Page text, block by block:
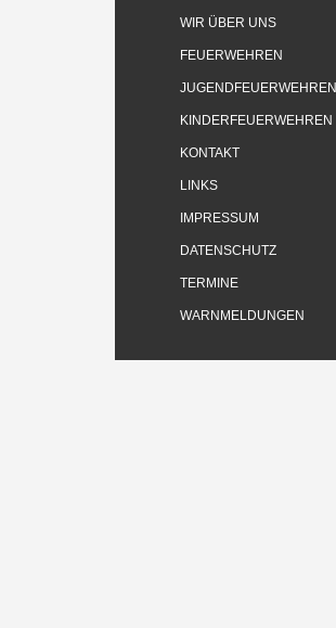
WIR ÜBER UNS
FEUERWEHREN
JUGENDFEUERWEHREN
KINDERFEUERWEHREN
KONTAKT
LINKS
IMPRESSUM
DATENSCHUTZ
TERMINE
WARNMELDUNGEN